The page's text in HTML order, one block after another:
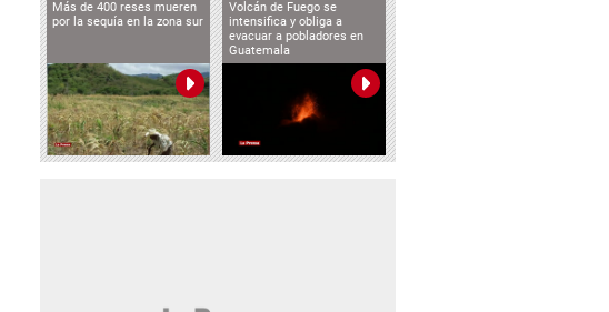
Más de 400 reses mueren
por la sequía en la zona sur
Volcán de Fuego se
intensifica y obliga a
evacuar a pobladores en
Guatemala